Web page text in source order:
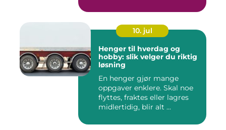
10. jul
Henger til hverdag og
hobby: slik velger du riktig
løsning
En henger gjør mange
oppgaver enklere. Skal noe
flyttes, fraktes eller lagres
midlertidig, blir alt ...